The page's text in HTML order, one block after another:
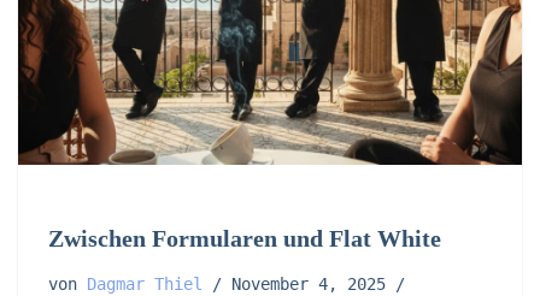
Zwischen Formularen und Flat White
von Dagmar Thiel
November 4, 2025